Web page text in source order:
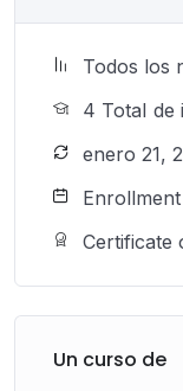
Todos los
4 TotaI de
enero 21,
Certificate
Un curso de